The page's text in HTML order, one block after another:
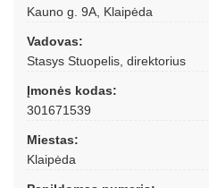
Kauno g. 9A, Klaipėda
Vadovas:
Stasys Stuopelis, direktorius
Įmonės kodas:
301671539
Miestas:
Klaipėda